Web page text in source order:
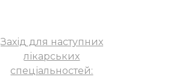
Захід для наступних
лікарських
спеціальностей: